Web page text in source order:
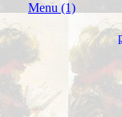
Menu (1)